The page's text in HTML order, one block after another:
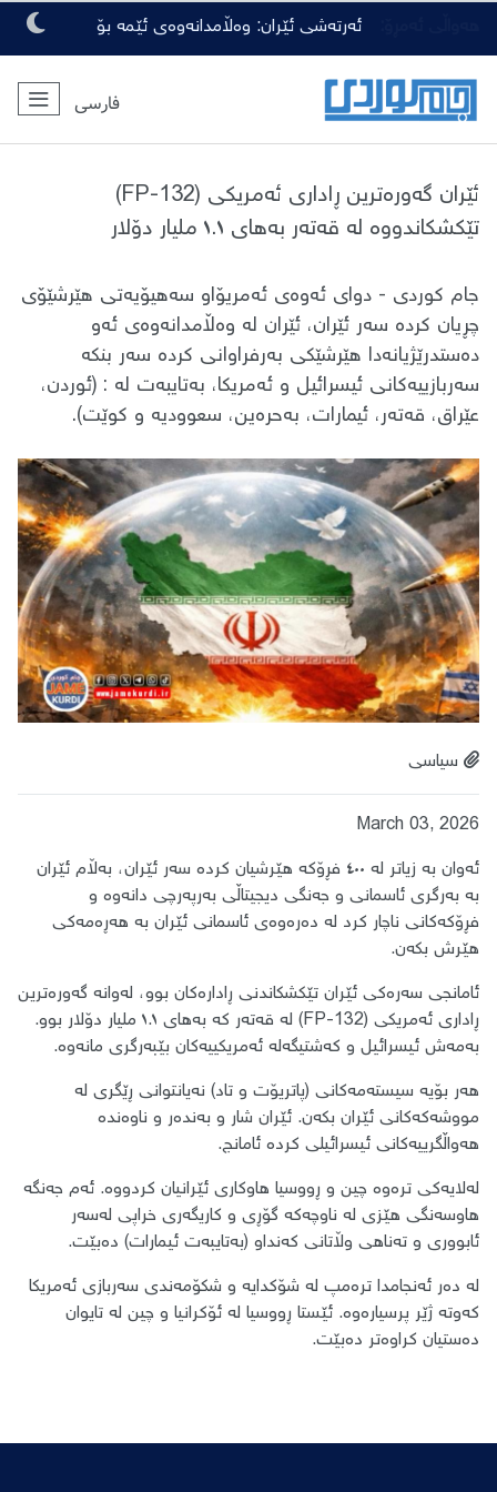
ئەرتەشی ئێران: وەڵامدانەوەی ئێمە بۆ
هەرچەشنە دەستدرێژیەکی دوژمنان، توندتر
و کەمەرشکێنتر دەبێت
فارسی
ئێران گەورەترین ڕاداری ئەمریکی (FP-132)
تێکشکاندووە لە قەتەر بەهای ١.١ ملیار دۆلار
جام کوردی - دوای ئەوەی ئەمریۆاو سەهیۆیەتی هێرشێۆی
چڕیان کردە سەر ئێران، ئێران لە وەڵامدانەوەی ئەو
دەستدرێژیانەدا هێرشێکی بەرفراوانی کردە سەر بنکە
سەربازییەکانی ئیسرائیل و ئەمریکا، بەتایبەت لە : (ئوردن،
عێراق، قەتەر، ئیمارات، بەحرەین، سعوودیە و کوێت).
سیاسی
March 03, 2026
ئەوان بە زیاتر لە ٤٠٠ فڕۆکە هێرشیان کردە سەر ئێران، بەڵام ئێران
بە بەرگری ئاسمانی و جەنگی دیجیتاڵی بەرپەرچی دانەوە و
فڕۆکەکانی ناچار کرد لە دەرەوەی ئاسمانی ئێران بە هەڕەمەکی
هێرش بکەن.
ئامانجی سەرەکی ئێران تێکشکاندنی ڕادارەکان بوو، لەوانە گەورەترین
ڕاداری ئەمریکی (FP-132) لە قەتەر کە بەهای ١.١ ملیار دۆلار بوو.
بەمەش ئیسرائیل و کەشتیگەلە ئەمریکییەکان بێبەرگری مانەوە.
هەر بۆیە سیستەمەکانی (پاتریۆت و تاد) نەیانتوانی ڕێگری لە
مووشەکەکانی ئێران بکەن. ئێران شار و بەندەر و ناوەندە
هەواڵگرییەکانی ئیسرائیلی کردە ئامانج.
لەلایەکی ترەوە چین و ڕووسیا هاوکاری ئێرانیان کردووە. ئەم جەنگە
هاوسەنگی هێزی لە ناوچەکە گۆڕی و کاریگەری خراپى لەسەر
ئابووری و تەناهی وڵاتانی کەنداو (بەتایبەت ئیمارات) دەبێت.
لە دەر ئەنجامدا ترەمپ لە شۆکدایە و شکۆمەندی سەربازی ئەمریکا
کەوتە ژێر پرسیارەوە. ئێستا ڕووسیا لە ئۆکرانیا و چین لە تایوان
دەستیان کراوەتر دەبێت.